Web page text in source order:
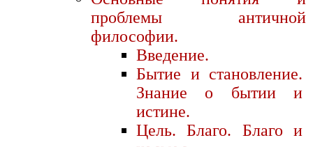
проблемы античной
философии.
Введение.
Бытие и становление.
Знание о бытии и
истине.
Цель. Благо. Благо и